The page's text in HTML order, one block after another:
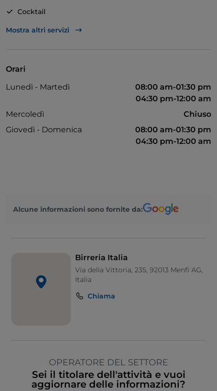
Cocktail
Tavoli all'aperto
Mostra altri servizi
Orari
Lunedì - Martedì
08:00 am-01:30 pm
04:30 pm-12:00 am
Mercoledì
Chiuso
Giovedì - Domenica
08:00 am-01:30 pm
04:30 pm-12:00 am
Alcune informazioni sono fornite da:
Birreria Italia
Via della Vittoria, 235, 92013 Menfi AG,
Italia
Chiama
OPERATORE DEL SETTORE
Sei il titolare dell'attività e vuoi
aggiornare delle informazioni?